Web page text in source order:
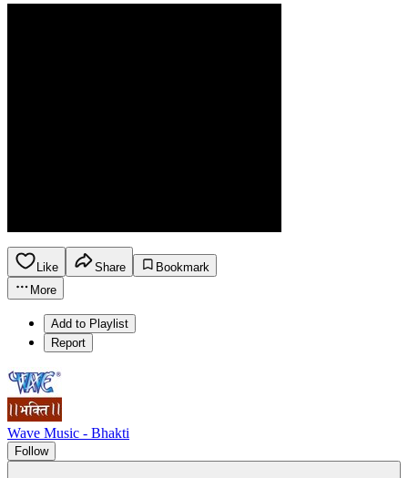
Like Share
Bookmark
More
Add to Playlist
Report
Wave Music - Bhakti
Follow